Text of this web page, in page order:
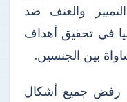
والعنف ضد
في تحقيق أهداف
بين الجنسين.
رفض جميع أشكال